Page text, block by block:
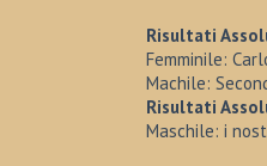
Risultati
Femminile:
Machile:
Risultati
Maschile: i